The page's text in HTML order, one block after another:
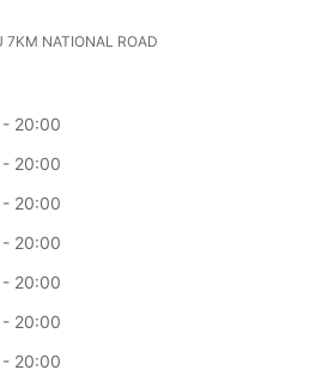
7KM NATIONAL ROAD
20:00
20:00
20:00
20:00
20:00
20:00
20:00